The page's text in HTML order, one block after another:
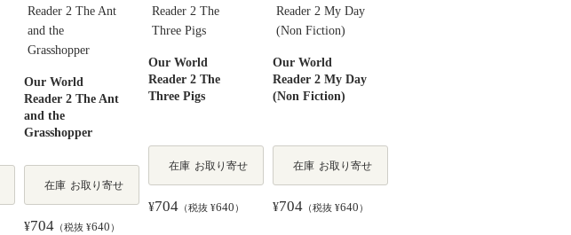
Our World
Reader 2 The Ant
and the
Grasshopper
在庫 お取り寄せ
¥704 （税抜 ¥640 ）
Our World
Reader 2 The
Three Pigs
在庫 お取り寄せ
¥704 （税抜 ¥640 ）
Our World
Reader 2 My Day
(Non Fiction)
在庫 お取り寄せ
¥704 （税抜 ¥640 ）